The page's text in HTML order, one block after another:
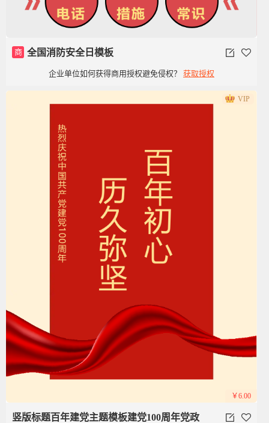
商 全国消防安全日模板
企业单位如何获得商用授权避免侵权？ 获取授权
VIP
￥6.00
竖版标题百年建党主题模板建党100周年党政